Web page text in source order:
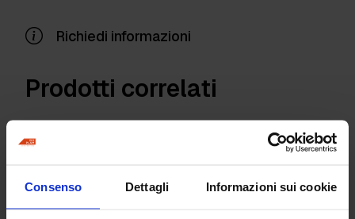
Consenso Dettagli Informazioni sui cookie
Richiedi informazioni
Prodotti correlati